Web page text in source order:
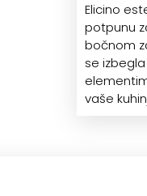
Elicino
potpunu
bočnom
se
vaše